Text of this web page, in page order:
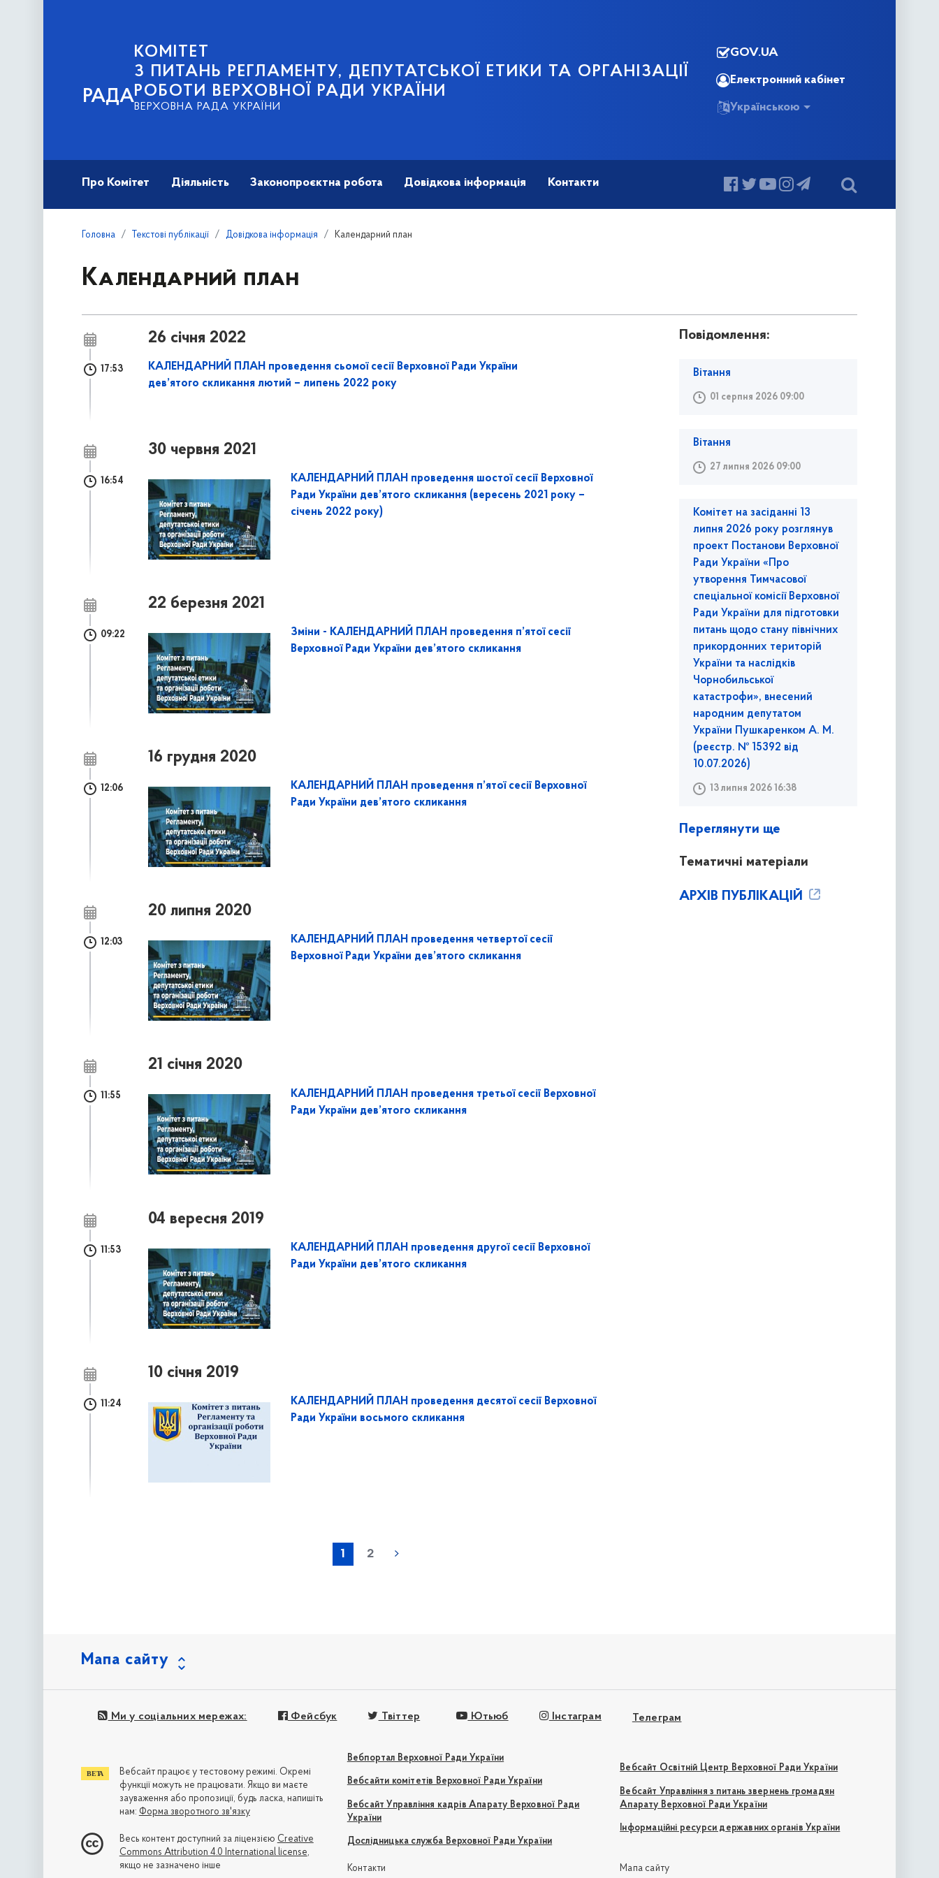
РАДА
КОМІТЕТ
З ПИТАНЬ РЕГЛАМЕНТУ, ДЕПУТАТСЬКОЇ ЕТИКИ ТА ОРГАНІЗАЦІЇ
РОБОТИ ВЕРХОВНОЇ РАДИ УКРАЇНИ
ВЕРХОВНА РАДА УКРАЇНИ
GOV.UA
Електронний кабінет
Українською
Про Комітет Діяльність Законопроєктна робота Довідкова інформація Контакти
Головна Текстові публікації Довідкова інформація Календарний план
Календарний план
26 січня 2022
17:53
КАЛЕНДАРНИЙ ПЛАН проведення сьомої сесії Верховної Ради України
дев’ятого скликання лютий – липень 2022 року
30 червня 2021
16:54
КАЛЕНДАРНИЙ ПЛАН проведення шостої сесії Верховної
Ради України дев’ятого скликання (вересень 2021 року –
січень 2022 року)
22 березня 2021
09:22
Зміни - КАЛЕНДАРНИЙ ПЛАН проведення п’ятої сесії
Верховної Ради України дев’ятого скликання
16 грудня 2020
12:06
КАЛЕНДАРНИЙ ПЛАН проведення п’ятої сесії Верховної
Ради України дев’ятого скликання
20 липня 2020
12:03
КАЛЕНДАРНИЙ ПЛАН проведення четвертої сесії
Верховної Ради України дев’ятого скликання
21 січня 2020
11:55
КАЛЕНДАРНИЙ ПЛАН проведення третьої сесії Верховної
Ради України дев’ятого скликання
04 вересня 2019
11:53
КАЛЕНДАРНИЙ ПЛАН проведення другої сесії Верховної
Ради України дев’ятого скликання
10 січня 2019
11:24
КАЛЕНДАРНИЙ ПЛАН проведення десятої сесії Верховної
Ради України восьмого скликання
1 2
Повідомлення:
Вітання
01 серпня 2026 09:00
Вітання
27 липня 2026 09:00
Комітет на засіданні 13
липня 2026 року розглянув
проект Постанови Верховної
Ради України «Про
утворення Тимчасової
спеціальної комісії Верховної
Ради України для підготовки
питань щодо стану північних
прикордонних територій
України та наслідків
Чорнобильської
катастрофи», внесений
народним депутатом
України Пушкаренком А. М.
(реєстр. № 15392 від
10.07.2026)
13 липня 2026 16:38
Переглянути ще
Тематичні матеріали
АРХІВ ПУБЛІКАЦІЙ
Мапа сайту
Ми у соціальних мережах: Фейсбук Твіттер Ютьюб Інстаграм Телеграм
Вебпортал Верховної Ради України
Вебсайти комітетів Верховної Ради України
Вебсайт Управління кадрів Апарату Верховної Ради
України
Дослідницька служба Верховної Ради України
Вебсайт Освітній Центр Верховної Ради України
Вебсайт Управління з питань звернень громадян
Апарату Верховної Ради України
Інформаційні ресурси державних органів України
Контакти Мапа сайту
Вебсайт працює у тестовому режимі. Окремі
функції можуть не працювати. Якщо ви маєте
зауваження або пропозиції, будь ласка, напишіть
нам: Форма зворотного зв'язку
Весь контент доступний за ліцензією Creative
Commons Attribution 4.0 International license,
якщо не зазначено інше